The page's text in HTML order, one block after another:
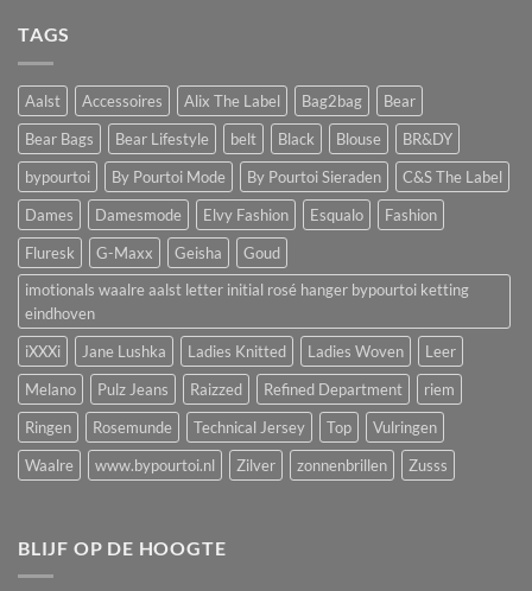
TAGS
Aalst Accessoires Alix The Label Bag2bag
Bear
Bear Bags
Bear Lifestyle belt Black Blouse
BR&DY
bypourtoi
By Pourtoi Mode By Pourtoi Sieraden
C&S The Label
Dames
Damesmode Elvy Fashion Esqualo
Fashion
Fluresk
G-Maxx Geisha
Goud
imotionals waalre aalst letter initial rosé hanger bypourtoi ketting
eindhoven
iXXXi
Jane Lushka Ladies Knitted Ladies Woven
Leer
Melano
Pulz Jeans Raizzed Refined Department
riem
Ringen
Rosemunde Technical Jersey Top
Vulringen
Waalre
www.bypourtoi.nl Zilver zonnenbrillen Zusss
BLIJF OP DE HOOGTE